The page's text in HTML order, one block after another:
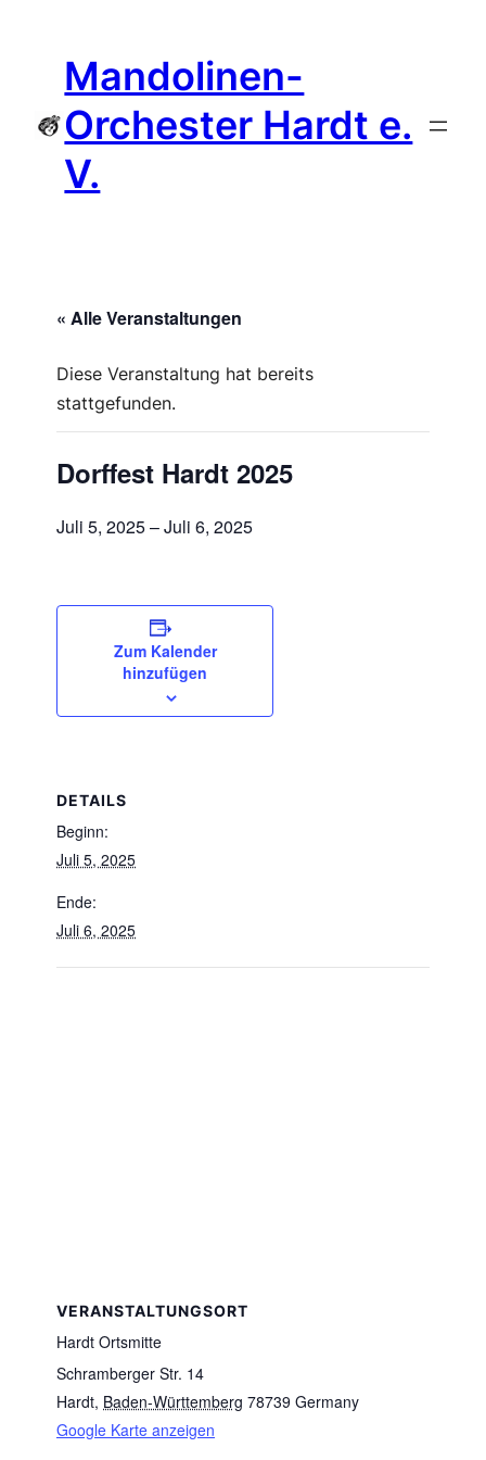
Mandolinen-
Orchester Hardt e.
V.
« Alle Veranstaltungen
Diese Veranstaltung hat bereits
stattgefunden.
Dorffest Hardt 2025
Juli 5, 2025–Juli 6, 2025
Zum Kalender
hinzufügen
DETAILS
Beginn:
Juli 5, 2025
Ende:
Juli 6, 2025
VERANSTALTUNGSORT
Hardt Ortsmitte
Schramberger Str. 14
Hardt, Baden-Württemberg 78739 Germany
Google Karte anzeigen